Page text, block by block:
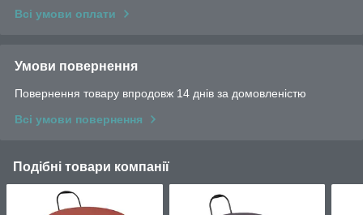
Всі умови оплати
Умови повернення
Повернення товару впродовж 14 днів за домовленістю
Всі умови повернення
Подібні товари компанії